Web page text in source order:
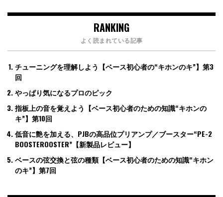
RANKING
よく読まれている記事
チューニングを理解しよう【ベース初心者の“キホンのキ”】第3
回
やっぱり気になるプロのピック
指板上の音を覚えよう【ベース初心者のための知識“キホンの
キ”】第10回
低音に艶を加える、PJBの高品位プリアンプ／ブースター“PE-2
BOOSTEROOSTER”【新製品レビュー】
ベースの弦交換と弦の種類【ベース初心者のための知識“キホン
のキ”】第7回